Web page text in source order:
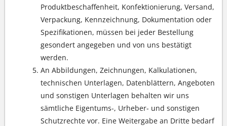
Produktbeschaffenheit, Konfektionierung, Versand,
Verpackung, Kennzeichnung, Dokumentation oder
Spezifikationen, müssen bei jeder Bestellung
gesondert angegeben und von uns bestätigt
werden.
An Abbildungen, Zeichnungen, Kalkulationen,
technischen Unterlagen, Datenblättern, Angeboten
und sonstigen Unterlagen behalten wir uns
sämtliche Eigentums-, Urheber- und sonstigen
Schutzrechte vor. Eine Weitergabe an Dritte bedarf